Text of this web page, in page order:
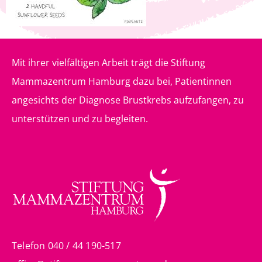
Mit ihrer vielfältigen Arbeit trägt die Stiftung
Mammazentrum Hamburg dazu bei, Patientinnen
angesichts der Diagnose Brustkrebs aufzufangen, zu
unterstützen und zu begleiten.
Telefon 040 / 44 190-517